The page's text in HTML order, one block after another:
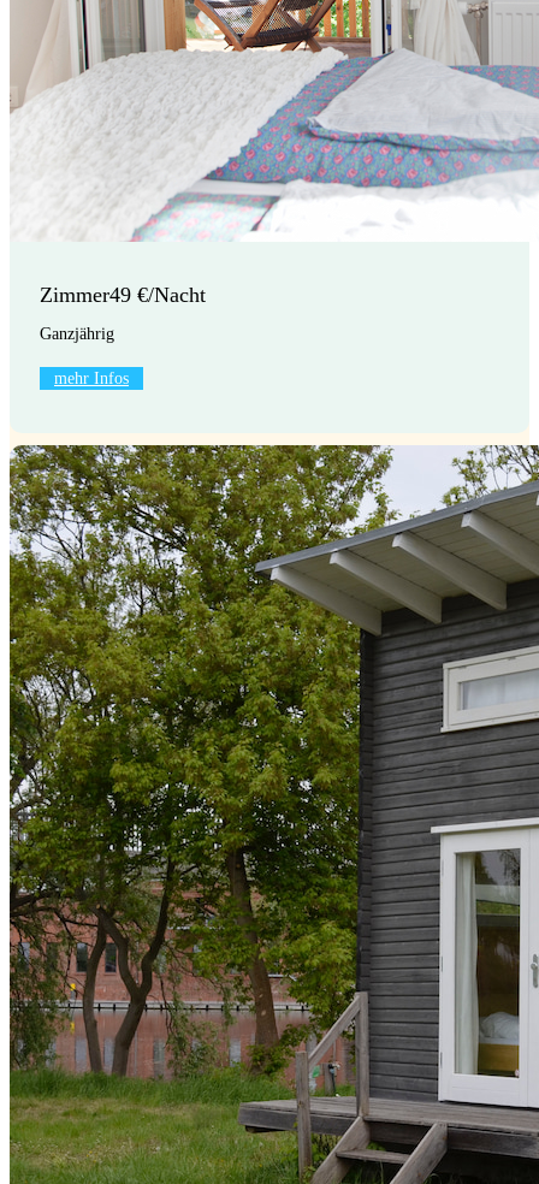
Zimmer49 €/Nacht
Ganzjährig
mehr Infos